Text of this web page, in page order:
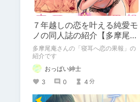
７年越しの恋を叶える純愛モ
ノの同人誌の紹介【多摩尾
庵】
多摩尾庵さんの「寝耳へ恋の果報」の
紹介です
おっぱい紳士
3
0 4 分